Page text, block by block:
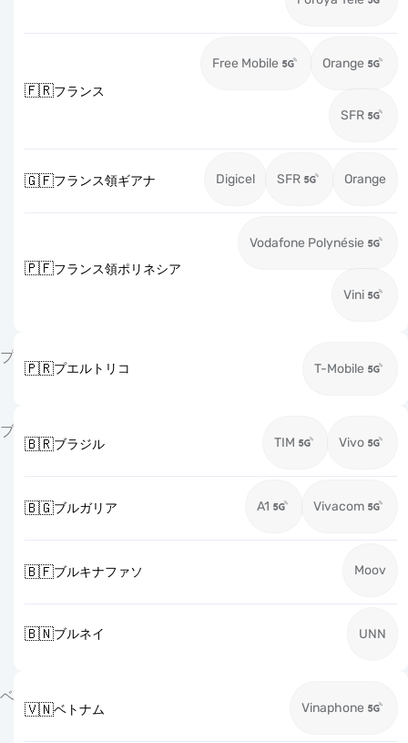
🇫🇷フランス
Free Mobile Orange
SFR
🇬🇫フランス領ギアナ Digicel SFR Orange
🇵🇫フランス領ポリネシア
Vodafone Polynésie
Vini
プ
🇵🇷プエルトリコ T-Mobile
ブ
🇧🇷ブラジル TIM Vivo
🇧🇬ブルガリア A1 Vivacom
🇧🇫ブルキナファソ Moov
🇧🇳ブルネイ UNN
ベ
🇻🇳ベトナム Vinaphone